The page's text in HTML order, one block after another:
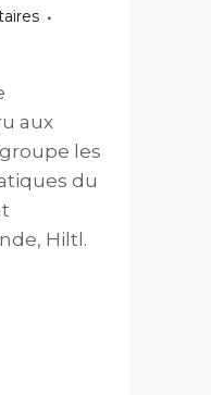
aux
les
du
Hiltl.